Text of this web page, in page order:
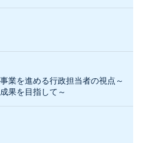
業を進める行政担当者の視点～
果を目指して～